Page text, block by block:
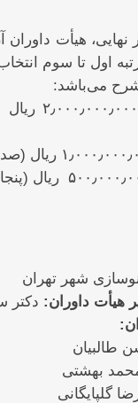
نهایی، هیأت
اول تا سوم
شرح می‌باشد:
– رتبه اول:
شهر تهران
هیأت داوران: دکتر
طالبیان
بهشتی
گلپایگانی